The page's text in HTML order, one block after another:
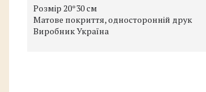
Розмір 20*30 см
Матове покриття, односторонній друк
Виробник Україна